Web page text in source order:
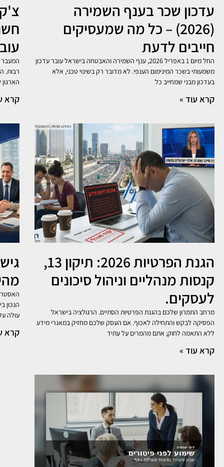
עדכון שכר בענף השמירה
(2026) – כל מה שמעסיקים
חייבים לדעת
החל מיום 1 באפריל 2026, ענף השמירה והאבטחה בישראל עובר עדכון
משמעותי בשכר המינימום הענפי. לא מדובר רק בשינוי טכני, אלא
בעדכון מבני שמחייב כל
קרא עוד »
המעבר
הארגון
קרא
הגנת הפרטיות 2026: תיקון 13,
קנסות מנהליים וניהול סיכונים
לעסקים.
מרחב התמרון שלכם בהגנת הפרטיות הסתיים. הרגולציה בישראל
הפסיקה לבקש והתחילה לאכוף. אם העסק שלכם מחזיק במאגרי מידע
ללא התאמה לחוק; אתם מהמרים על עתיד
קרא עוד »
הנכון
עולה
קרא